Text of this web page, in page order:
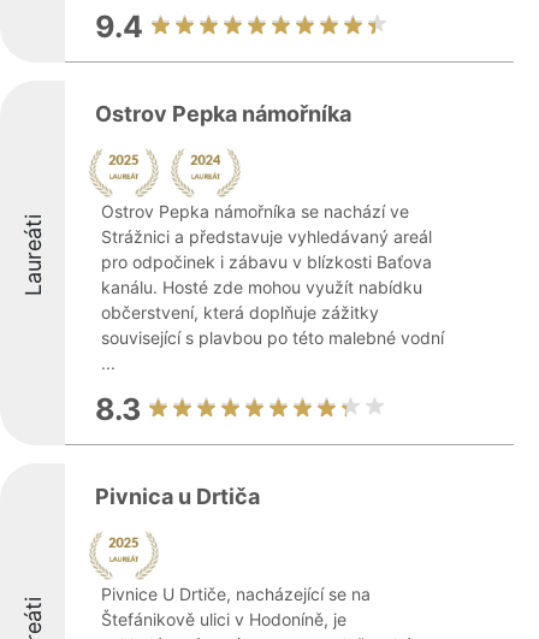
9.4
Laureáti
Ostrov Pepka námořníka
Ostrov Pepka námořníka se nachází ve
Strážnici a představuje vyhledávaný areál
pro odpočinek i zábavu v blízkosti Baťova
kanálu. Hosté zde mohou využít nabídku
občerstvení, která doplňuje zážitky
související s plavbou po této malebné vodní
...
8.3
Pivnica u Drtiča
Pivnice U Drtiče, nacházející se na
Štefánikově ulici v Hodoníně, je